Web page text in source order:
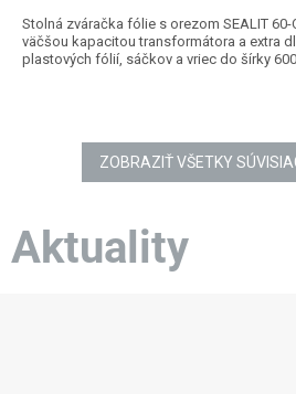
Stolná zváračka fólie s orezom SEALIT
väčšou kapacitou transformátora a extra
plastových fólií, sáčkov a vriec do šírky 600
ZOBRAZIŤ VŠETKY
Aktuality